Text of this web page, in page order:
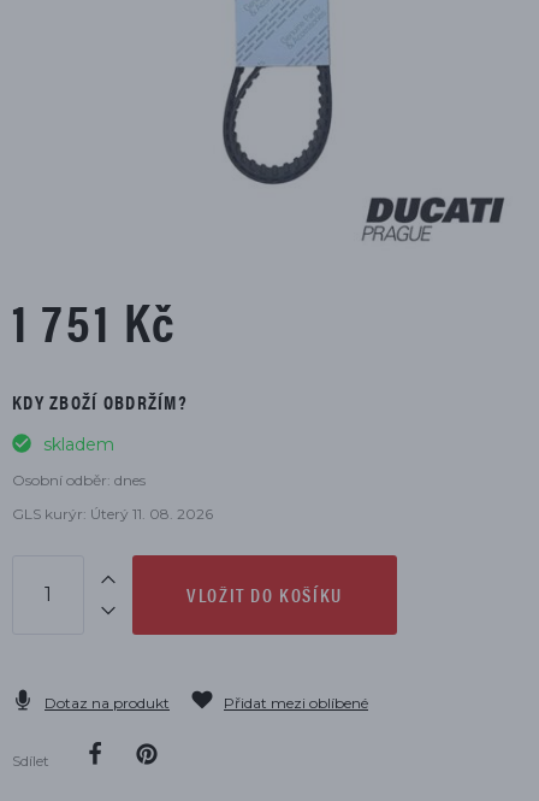
1 751 Kč
KDY ZBOŽÍ OBDRŽÍM?
skladem
Osobní odběr: dnes
GLS kurýr: Úterý 11. 08. 2026
VLOŽIT DO KOŠÍKU
Dotaz na produkt Přidat mezi oblíbené
Sdílet